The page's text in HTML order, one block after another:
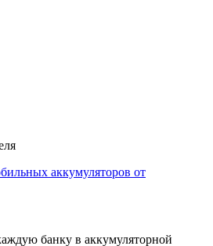
аккумуляторов от
банку в аккумуляторной